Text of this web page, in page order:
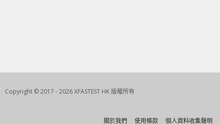
Copyright © 2017 - 2026 XFASTEST HK 版權所有
關於我們 使用條款 個人資料收集聲明